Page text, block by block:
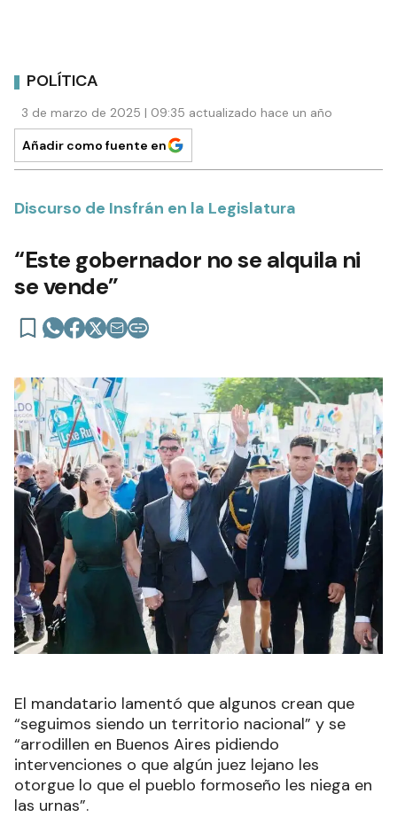
POLÍTICA
3 de marzo de 2025 | 09:35 actualizado hace un año
Añadir como fuente en
Discurso de Insfrán en la Legislatura
“Este gobernador no se alquila ni
se vende”
El mandatario lamentó que algunos crean que
“seguimos siendo un territorio nacional” y se
“arrodillen en Buenos Aires pidiendo
intervenciones o que algún juez lejano les
otorgue lo que el pueblo formoseño les niega en
las urnas”.